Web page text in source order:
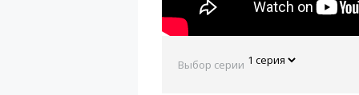
Выбор серии